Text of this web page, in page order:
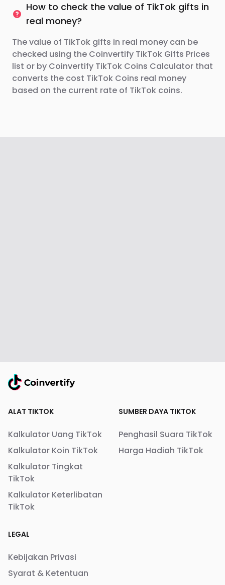
How to check the value of TikTok gifts in
real money?
The value of TikTok gifts in real money can be
checked using the Coinvertify TikTok Gifts Prices
list or by Coinvertify TikTok Coins Calculator that
converts the cost TikTok Coins real money
based on the current rate of TikTok coins.
ALAT TIKTOK
Kalkulator Uang TikTok
Kalkulator Koin TikTok
Kalkulator Tingkat
TikTok
Kalkulator Keterlibatan
TikTok
SUMBER DAYA TIKTOK
Penghasil Suara TikTok
Harga Hadiah TikTok
LEGAL
Kebijakan Privasi
Syarat & Ketentuan